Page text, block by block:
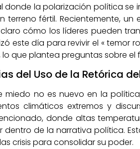
donde la polarización política se
terreno fértil. Recientemente,
cómo los líderes pueden
este día para revivir el « temor
que plantea preguntas sobre
del Uso de la Retórica
miedo no es nuevo en la
climáticos extremos y
donde altas
de la narrativa política.
crisis para consolidar su poder.